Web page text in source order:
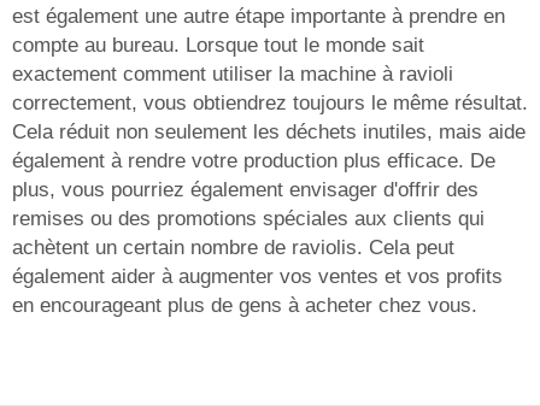
est également une autre étape importante à prendre en
compte au bureau. Lorsque tout le monde sait
exactement comment utiliser la machine à ravioli
correctement, vous obtiendrez toujours le même résultat.
Cela réduit non seulement les déchets inutiles, mais aide
également à rendre votre production plus efficace. De
plus, vous pourriez également envisager d'offrir des
remises ou des promotions spéciales aux clients qui
achètent un certain nombre de raviolis. Cela peut
également aider à augmenter vos ventes et vos profits
en encourageant plus de gens à acheter chez vous.